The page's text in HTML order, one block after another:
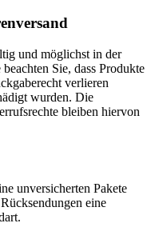
und möglichst in der
Sie, dass Produkte
verlieren
wurden. Die
bleiben hiervon
unversicherten Pakete
eine